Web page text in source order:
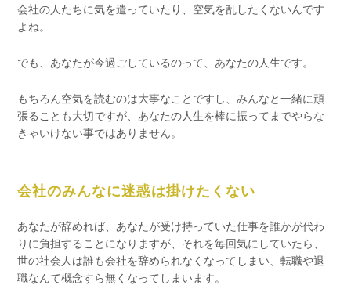
会社の人たちに気を遣っていたり、空気を乱したくないんです
よね。
でも、あなたが今過ごしているのって、あなたの人生です。
もちろん空気を読むのは大事なことですし、みんなと一緒に頑
張ることも大切ですが、あなたの人生を棒に振ってまでやらな
きゃいけない事ではありません。
会社のみんなに迷惑は掛けたくない
あなたが辞めれば、あなたが受け持っていた仕事を誰かが代わ
りに負担することになりますが、それを毎回気にしていたら、
世の社会人は誰も会社を辞められなくなってしまい、転職や退
職なんて概念すら無くなってしまいます。